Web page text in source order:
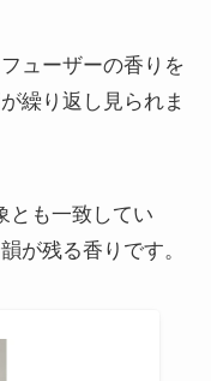
ューザーの香りを
繰り返し見られま
とも一致してい
が残る香りです。